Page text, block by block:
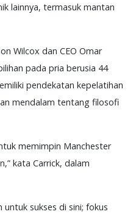
lainnya, termasuk mantan
Wilcox dan CEO Omar
pada pria berusia 44
pendekatan kepelatihan
mendalam tentang filosofi
memimpin Manchester
kata Carrick, dalam
untuk sukses di sini; fokus